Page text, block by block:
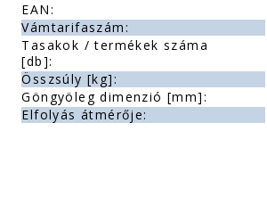
EAN:
Vámtarifaszám:
Tasakok / termékek száma
[db]:
Összsúly [kg]:
Göngyöleg dimenzió [mm]:
Elfolyás átmérője: